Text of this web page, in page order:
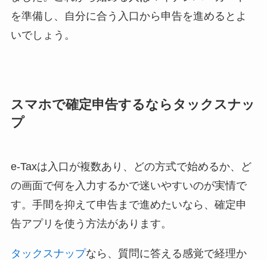
を準備し、自分に合う入口から申告を進めるとよ
いでしょう。
スマホで確定申告するならタックスナッ
プ
e-Taxは入口が複数あり、どの方式で始めるか、ど
の画面で何を入力するかで迷いやすいのが実情で
す。手間を抑えて申告まで進めたいなら、確定申
告アプリを使う方法があります。
タックスナップなら、質問に答える感覚で経理か